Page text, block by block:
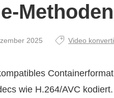
Methoden
2025 Video
wie H.264/AVC